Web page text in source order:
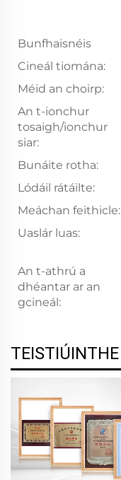
Bunfhaisnéis
Cineál tiomána:
Méid an choirp:
An t-ionchur
tosaigh/ionchur
siar:
Bunáite rotha:
Lódáil rátáilte:
Meáchan feithicle:
Uaslár luas:
An t-athrú a
dhéantar ar an
gcineál:
TEISTIÚINTHE